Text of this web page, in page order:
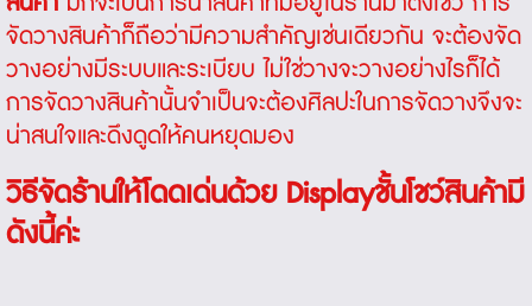
จัดวางสินค้าก็ถือว่ามีความสำคัญเช่นเดียวกัน จะต้องจัด
วางอย่างมีระบบและระเบียบ ไม่ใช่วางจะวางอย่างไรก็ได้
การจัดวางสินค้านั้นจำเป็นจะต้องศิลปะในการจัดวางจึงจะ
น่าสนใจและดึงดูดให้คนหยุดมอง
วิธีจัดร้านให้โดดเด่นด้วยDisplayชั้นโชว์สินค้ามี
ดังนี้ค่ะ